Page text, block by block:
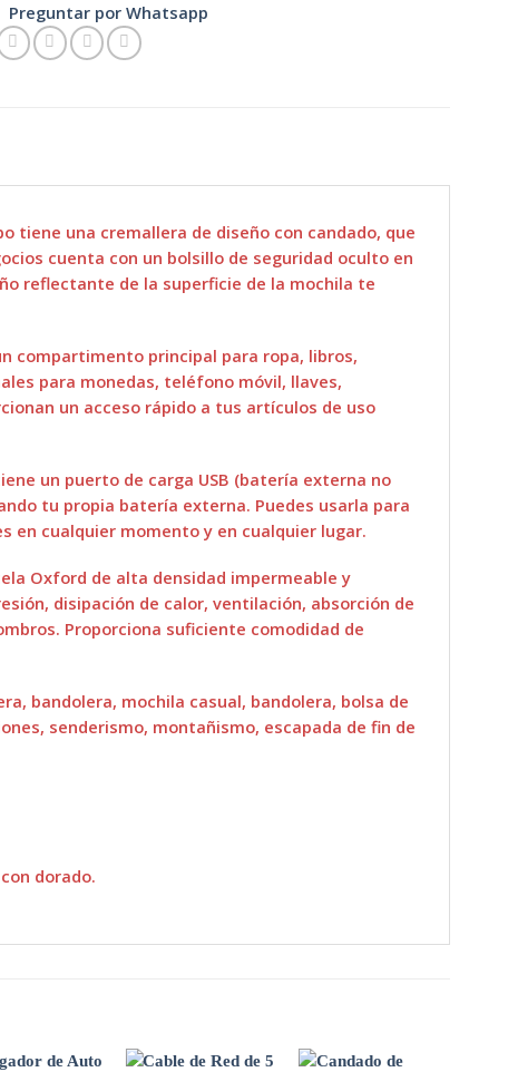
Preguntar por Whatsapp
tiene una cremallera de diseño con candado, que
cuenta con un bolsillo de seguridad oculto en
reflectante de la superficie de la mochila te
compartimento principal para ropa, libros,
para monedas, teléfono móvil, llaves,
un acceso rápido a tus artículos de uso
un puerto de carga USB (batería externa no
tu propia batería externa. Puedes usarla para
en cualquier momento y en cualquier lugar.
Oxford de alta densidad impermeable y
disipación de calor, ventilación, absorción de
Proporciona suficiente comodidad de
bandolera, mochila casual, bandolera, bolsa de
senderismo, montañismo, escapada de fin de
dorado.